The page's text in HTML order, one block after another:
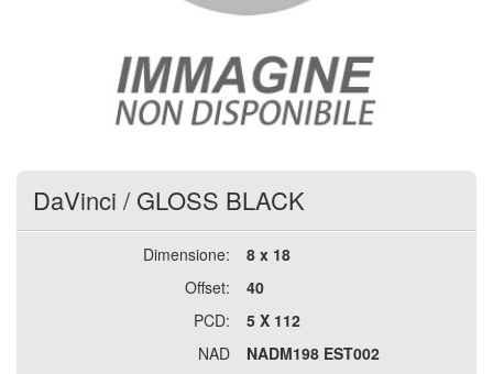
DaVinci / GLOSS BLACK
Dimensione:
8 x 18
Offset:
40
PCD:
5 X 112
NAD
NADM198 EST002